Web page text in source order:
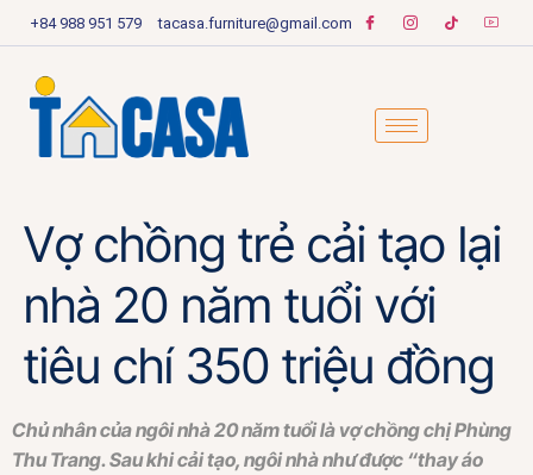
+84 988 951 579 tacasa.furniture@gmail.com
Vợ chồng trẻ cải tạo lại
nhà 20 năm tuổi với
tiêu chí 350 triệu đồng
Chủ nhân của ngôi nhà 20 năm tuổi là vợ chồng chị Phùng
Thu Trang. Sau khi cải tạo, ngôi nhà như được “thay áo